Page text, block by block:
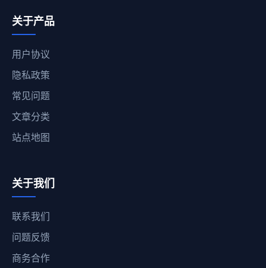
关于产品
用户协议
隐私政策
常见问题
文章分类
站点地图
关于我们
联系我们
问题反馈
商务合作